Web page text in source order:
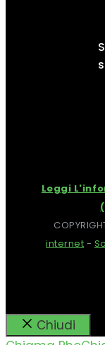
Leggi
internet -
Chiudi